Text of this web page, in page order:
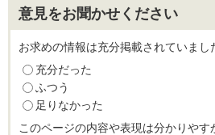
意見をお聞かせください
お求めの情報は充分掲載されていまし
充分だった
ふつう
足りなかった
このページの内容や表現は分かりやす